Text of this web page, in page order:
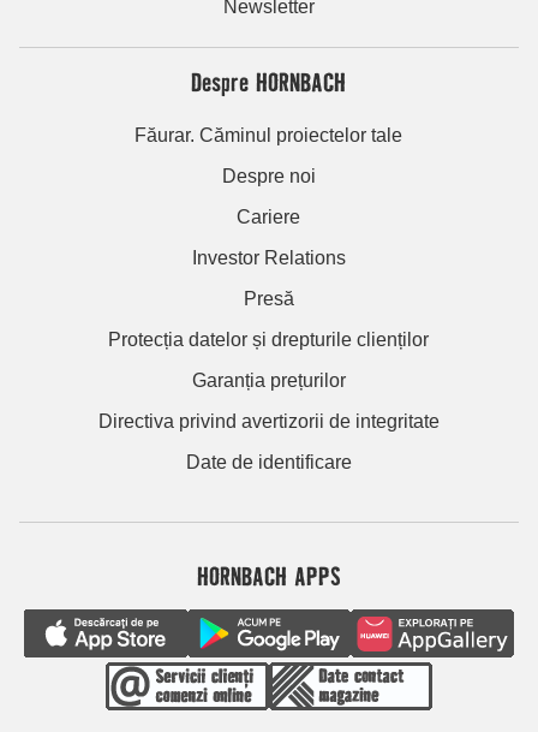
Newsletter
Despre HORNBACH
Făurar. Căminul proiectelor tale
Despre noi
Cariere
Investor Relations
Presă
Protecția datelor și drepturile clienților
Garanția prețurilor
Directiva privind avertizorii de integritate
Date de identificare
HORNBACH APPS